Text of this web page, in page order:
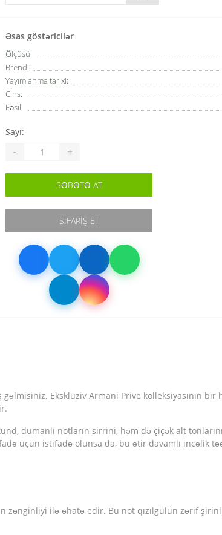
Əsas göstəricilər
Ölçüsü:
Brend:
Yayımlanma tarixi:
Cins:
Fəsil:
Sayı:
- +
SƏBƏTƏ AT
SIFARIŞ ET
Eksklüziv Armani Prive kolleksiyasının
dumanlı notların sirrini, həm də çiçək alt
üçün istifadə olunsa da, bu ətir davamlı incəlik
ilə əhatə edir. Bu not qızılgülün zərif